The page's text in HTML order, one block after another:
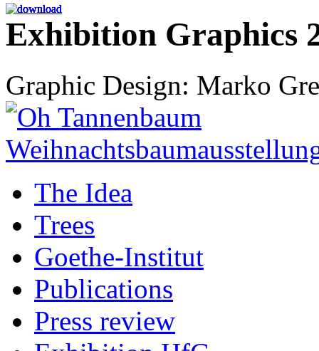
Exhibition Graphics
Graphic Design: Marko
The Idea
Trees
Goethe-Institut
Publications
Press review